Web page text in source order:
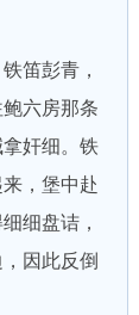
笛彭青，
六房那条
奸细。铁
，堡中赴
细盘诘，
因此反倒